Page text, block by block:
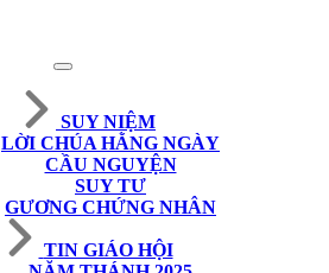
SUY NIỆM
LỜI CHÚA HẰNG NGÀY
CẦU NGUYỆN
SUY TƯ
GƯƠNG CHỨNG NHÂN
TIN GIÁO HỘI